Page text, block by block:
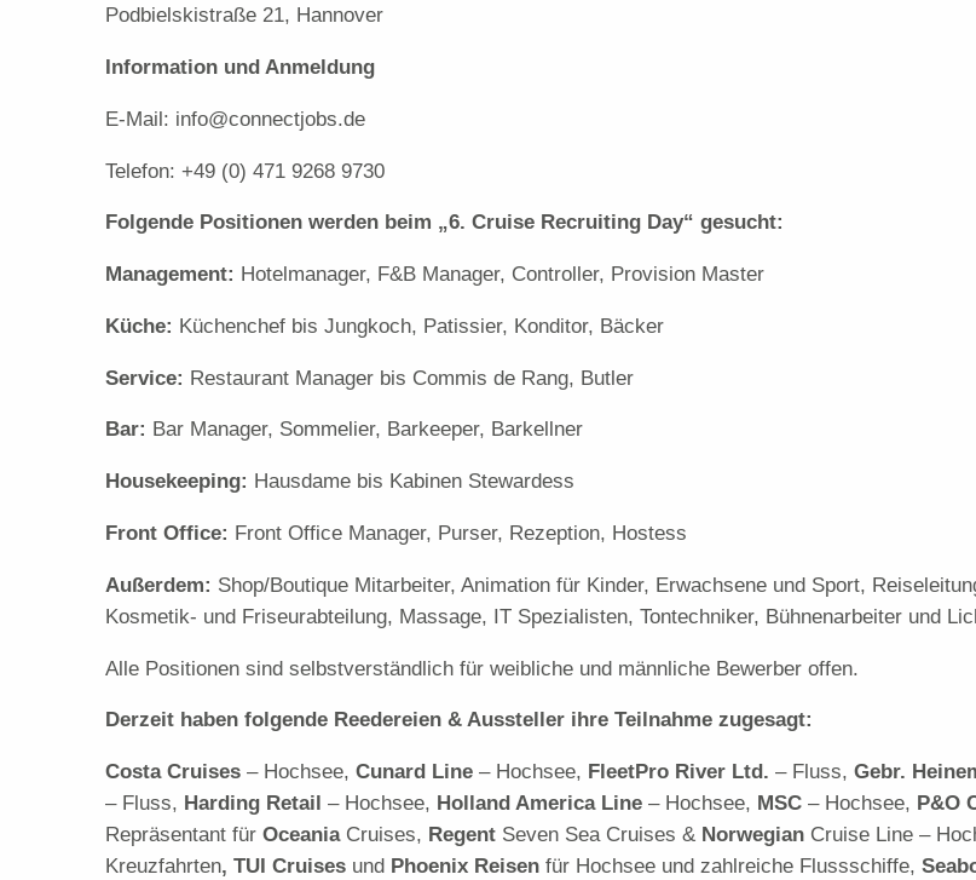
Podbielskistraße 21, Hannover
Information und Anmeldung
E-Mail: info@connectjobs.de
Telefon: +49 (0) 471 9268 9730
Folgende Positionen werden beim „6. Cruise Recruiting Day“ gesucht:
Management: Hotelmanager, F&B Manager, Controller, Provision Master
Küche: Küchenchef bis Jungkoch, Patissier, Konditor, Bäcker
Service: Restaurant Manager bis Commis de Rang, Butler
Bar: Bar Manager, Sommelier, Barkeeper, Barkellner
Housekeeping: Hausdame bis Kabinen Stewardess
Front Office: Front Office Manager, Purser, Rezeption, Hostess
Außerdem: Shop/Boutique Mitarbeiter, Animation für Kinder, Erwachsene und Sport,
Kosmetik- und Friseurabteilung, Massage, IT Spezialisten, Tontechniker, Bühnenarbeiter und
Alle Positionen sind selbstverständlich für weibliche und männliche Bewerber offen.
Derzeit haben folgende Reedereien & Aussteller ihre Teilnahme zugesagt:
Costa Cruises – Hochsee, Cunard Line – Hochsee, FleetPro River Ltd. – Fluss, Gebr.
– Fluss, Harding Retail – Hochsee, Holland America Line – Hochsee, MSC – Hochsee, P&O
Repräsentant für Oceania Cruises, Regent Seven Sea Cruises & Norwegian Cruise Line –
Kreuzfahrten, TUI Cruises und Phoenix Reisen für Hochsee und zahlreiche Flussschiffe,